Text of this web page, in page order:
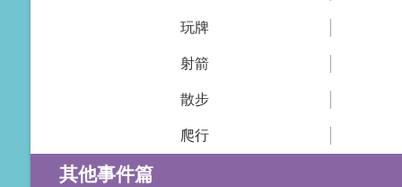
玩牌
射箭
散步
爬行
其他事件篇